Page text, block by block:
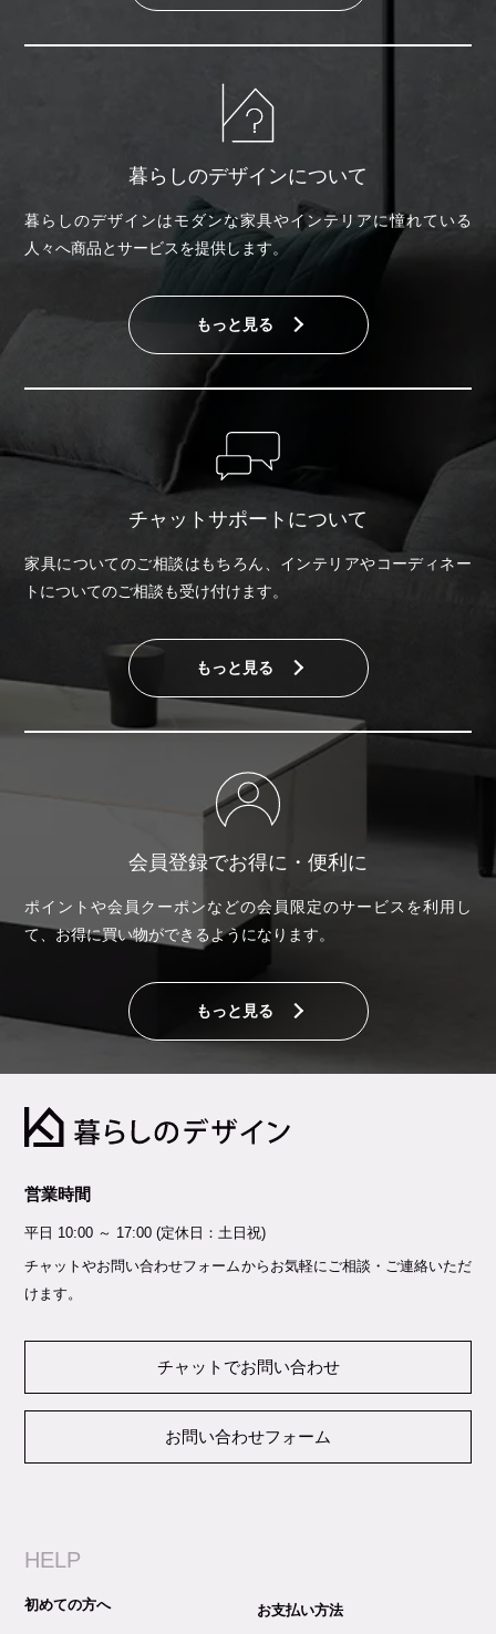
暮らしのデザインについて
暮らしのデザインはモダンな家具やインテリアに憧れている
人々へ商品とサービスを提供します。
もっと見る
チャットサポートについて
家具についてのご相談はもちろん、インテリアやコーディネー
トについてのご相談も受け付けます。
もっと見る
会員登録でお得に・便利に
ポイントや会員クーポンなどの会員限定のサービスを利用し
て、お得に買い物ができるようになります。
もっと見る
営業時間
平日 10:00 ～ 17:00 (定休日：土日祝)
チャットやお問い合わせフォームからお気軽にご相談・ご連絡いただ
けます。
チャットでお問い合わせ
お問い合わせフォーム
HELP
初めての方へ お支払い方法